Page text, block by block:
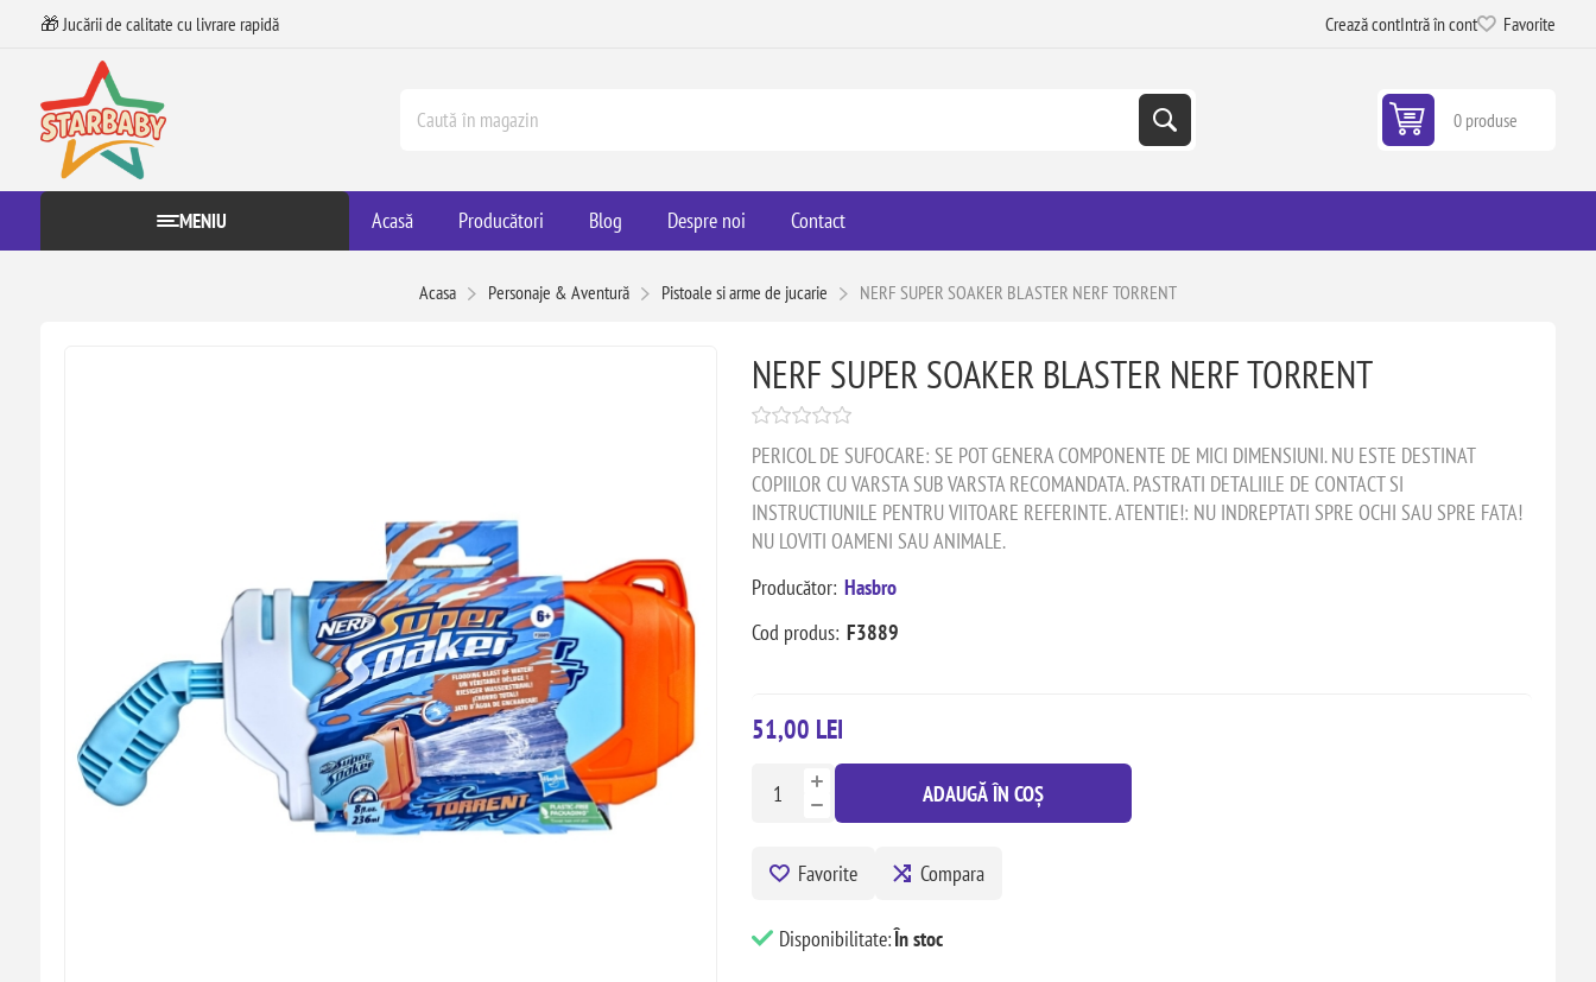
🎁 Jucării de calitate cu livrare rapidă Crează contIntră în cont Favorite
0 produse
MENIU Acasă Producători Blog Despre noi Contact
Acasa Personaje & Aventură Pistoale si arme de jucarie NERF SUPER SOAKER BLASTER NERF TORRENT
NERF SUPER SOAKER BLASTER NERF TORRENT
PERICOL DE SUFOCARE: SE POT GENERA COMPONENTE DE MICI DIMENSIUNI. NU ESTE DESTINAT
COPIILOR CU VARSTA SUB VARSTA RECOMANDATA. PASTRATI DETALIILE DE CONTACT SI
INSTRUCTIUNILE PENTRU VIITOARE REFERINTE. ATENTIE!: NU INDREPTATI SPRE OCHI SAU SPRE FATA!
NU LOVITI OAMENI SAU ANIMALE.
Producător: Hasbro
Cod produs: F3889
51,00 LEI
ADAUGĂ ÎN COȘ
Favorite Compara
Disponibilitate:În stoc